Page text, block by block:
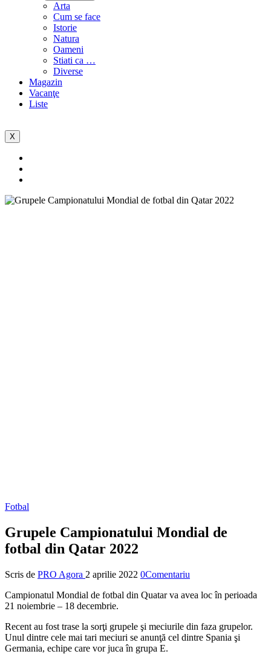
Arta
Cum se face
Istorie
Natura
Oameni
Stiati ca …
Diverse
Magazin
Vacanţe
Liste
X
Fotbal
Grupele Campionatului Mondial de
fotbal din Qatar 2022
Scris de PRO Agora 2 aprilie 2022 0Comentariu
Campionatul Mondial de fotbal din Quatar va avea loc în perioada
21 noiembrie – 18 decembrie.
Recent au fost trase la sorţi grupele şi meciurile din faza grupelor.
Unul dintre cele mai tari meciuri se anunţă cel dintre Spania şi
Germania, echipe care vor juca în grupa E.